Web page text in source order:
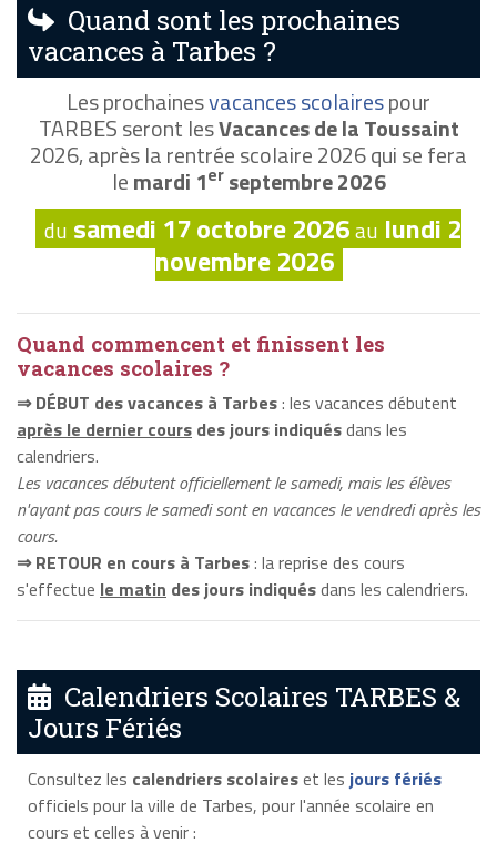
Quand sont les prochaines
vacances à Tarbes ?
Les prochainesvacances scolairespour
TARBES seront lesVacances de la Toussaint
2026, après la rentrée scolaire 2026 qui se fera
lemardi 1erseptembre 2026
du samedi 17 octobre 2026au lundi 2
novembre 2026
Quand commencent et finissent les
vacances scolaires ?
⇒ DÉBUT des vacances à Tarbes: les vacances débutent
après le dernier cours des jours indiquésdans les
calendriers.
Les vacances débutent officiellement le samedi, mais les élèves
n'ayant pas cours le samedi sont en vacances le vendredi après les
cours.
⇒ RETOUR en cours à Tarbes: la reprise des cours
s'effectue le matin des jours indiquésdans les calendriers.
Calendriers Scolaires TARBES &
Jours Fériés
Consultez les calendriers scolaireset les jours fériés
officiels pour la ville de Tarbes, pour l'année scolaire en
cours et celles à venir :